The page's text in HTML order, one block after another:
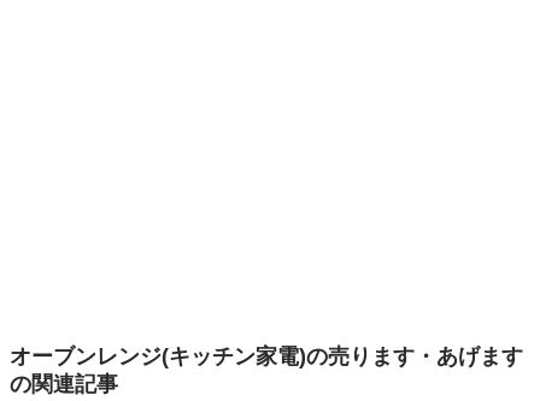
オーブンレンジ(キッチン家電)の売ります・あげます
の関連記事